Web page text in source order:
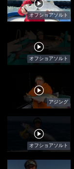
オフショアソルト
オフショアソルト
アジング
オフショアソルト